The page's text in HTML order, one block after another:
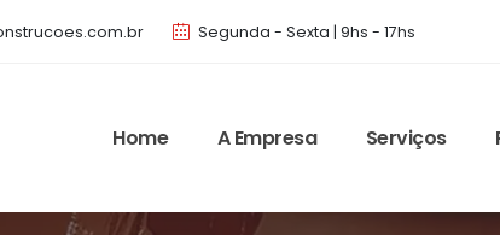
Segunda - Sexta | 9hs - 17hs
Home A Empresa Serviços